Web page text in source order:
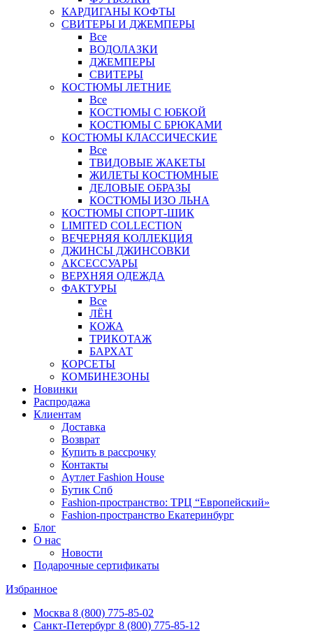
КАРДИГАНЫ КОФТЫ
СВИТЕРЫ И ДЖЕМПЕРЫ
Все
ВОДОЛАЗКИ
ДЖЕМПЕРЫ
СВИТЕРЫ
КОСТЮМЫ ЛЕТНИЕ
Все
КОСТЮМЫ С ЮБКОЙ
КОСТЮМЫ С БРЮКАМИ
КОСТЮМЫ КЛАССИЧЕСКИЕ
Все
ТВИДОВЫЕ ЖАКЕТЫ
ЖИЛЕТЫ КОСТЮМНЫЕ
ДЕЛОВЫЕ ОБРАЗЫ
КОСТЮМЫ ИЗО ЛЬНА
КОСТЮМЫ СПОРТ-ШИК
LIMITED COLLECTION
ВЕЧЕРНЯЯ КОЛЛЕКЦИЯ
ДЖИНСЫ ДЖИНСОВКИ
АКСЕССУАРЫ
ВЕРХНЯЯ ОДЕЖДА
ФАКТУРЫ
Все
ЛЁН
КОЖА
ТРИКОТАЖ
БАРХАТ
КОРСЕТЫ
КОМБИНЕЗОНЫ
Новинки
Распродажа
Клиентам
Доставка
Возврат
Купить в рассрочку
Контакты
Аутлет Fashion House
Бутик Спб
Fashion-пространство: ТРЦ “Европейский»
Fashion-пространство Екатеринбург
Блог
О нас
Новости
Подарочные сертификаты
Избранное
Москва 8 (800) 775-85-02
Санкт-Петербург 8 (800) 775-85-12